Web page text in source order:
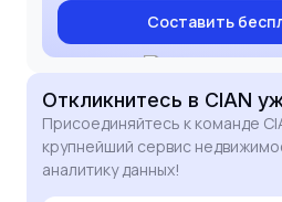
Составить
Откликнитесь в CIAN
Присоединяйтесь к команде
крупнейший сервис
аналитику данных!